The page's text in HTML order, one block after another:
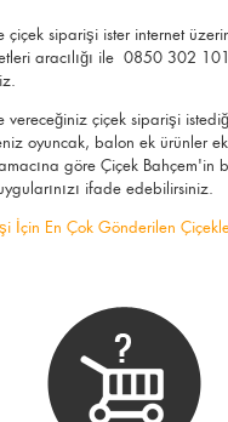
çiçek siparişi ister internet
aracılığı ile 0850 302
vereceğiniz çiçek siparişi
oyuncak, balon ek ürünler
göre Çiçek Bahçem'in
ifade edebilirsiniz.
İçin En Çok Gönderilen